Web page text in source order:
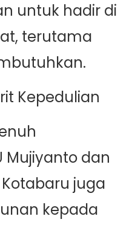
untuk hadir di
terutama
Kepedulian
Mujiyanto dan
juga
kepada